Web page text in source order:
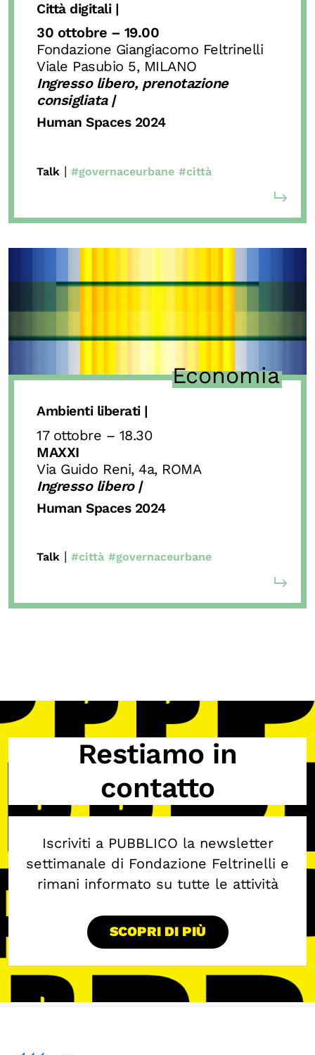
Città digitali |
30 ottobre – 19.00
Fondazione Giangiacomo Feltrinelli
Viale Pasubio 5, MILANO
Ingresso libero, prenotazione
consigliata |
Human Spaces 2024
Talk | #governaceurbane #città
Economia
Ambienti liberati |
17 ottobre – 18.30
MAXXI
Via Guido Reni, 4a, ROMA
Ingresso libero |
Human Spaces 2024
Talk | #città #governaceurbane
Restiamo in
contatto
Iscriviti a PUBBLICO la newsletter
settimanale di Fondazione Feltrinelli e
rimani informato su tutte le attività
SCOPRI DI PIÙ